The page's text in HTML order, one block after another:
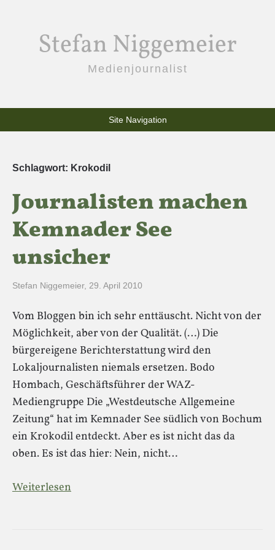
Stefan Niggemeier
Medienjournalist
Site Navigation
Schlagwort: Krokodil
Journalisten machen
Kemnader See
unsicher
Stefan Niggemeier, 29. April 2010
Vom Bloggen bin ich sehr enttäuscht. Nicht von der
Möglichkeit, aber von der Qualität. (…) Die
bürgereigene Berichterstattung wird den
Lokaljournalisten niemals ersetzen. Bodo
Hombach, Geschäftsführer der WAZ-
Mediengruppe Die „Westdeutsche Allgemeine
Zeitung“ hat im Kemnader See südlich von Bochum
ein Krokodil entdeckt. Aber es ist nicht das da
oben. Es ist das hier: Nein, nicht…
Weiterlesen